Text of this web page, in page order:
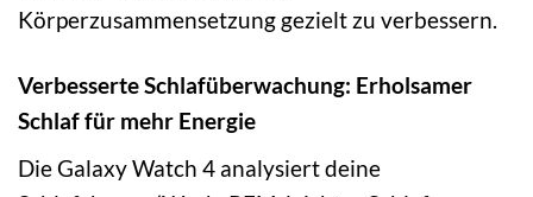
Körperzusammensetzung gezielt zu verbessern.
Verbesserte Schlafüberwachung: Erholsamer
Schlaf für mehr Energie
Die Galaxy Watch 4 analysiert deine